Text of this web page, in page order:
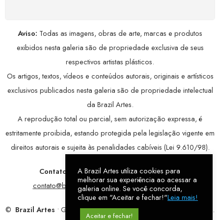
Aviso: Todas as imagens, obras de arte, marcas e produtos
exibidos nesta galeria são de propriedade exclusiva de seus
respectivos artistas plásticos.
Os artigos, textos, vídeos e conteúdos autorais, originais e artísticos
exclusivos publicados nesta galeria são de propriedade intelectual
da Brazil Artes.
A reprodução total ou parcial, sem autorização expressa, é
estritamente proibida, estando protegida pela legislação vigente em
direitos autorais e sujeita às penalidades cabíveis (Lei 9.610/98).
Contatos: WhatsApp:79 9998-1221/ E-mail:
contato@brazilartes.com/ Instagram:@brazilartes
© Brazil Artes • Galeria Online.9 anosde história (2017 – 2026).
A Brazil Artes utiliza cookies para
melhorar sua experiência ao acessar a
galeria online. Se você concorda,
clique em "Aceitar e fechar!"Leia mais!
Aceitar e fechar!